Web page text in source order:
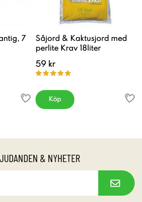
7
Såjord & Kaktusjord med
perlite Krav 18liter
59 kr
Köp
& NYHETER